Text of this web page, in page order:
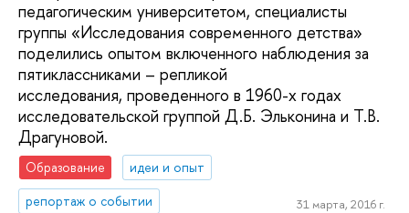
педагогическим университетом, специалисты
группы «Исследования современного детства»
поделились опытом включенного наблюдения за
пятиклассниками – репликой
исследования, проведенного в 1960-х годах
исследовательской группой Д.Б. Эльконина и Т.В.
Драгуновой.
Образование
идеи и опыт
репортаж о событии
31 марта, 2016 г.